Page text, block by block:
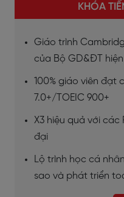
KHÓA
Giáo trình
của Bộ GD&ĐT
100% giáo viên đạt
7.0+/TOEIC 900+
X3 hiệu quả với
đại
Lộ trình học cá
sao và phát triển